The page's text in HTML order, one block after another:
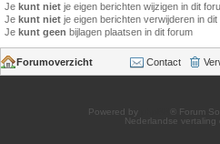
Je kunt niet je eigen berichten wijzigen in dit
Je kunt niet je eigen berichten verwijderen in dit
Je kunt geen bijlagen plaatsen in dit forum
Forumoverzicht Contact
Powered by
® Forum
Nederlandse vertaling